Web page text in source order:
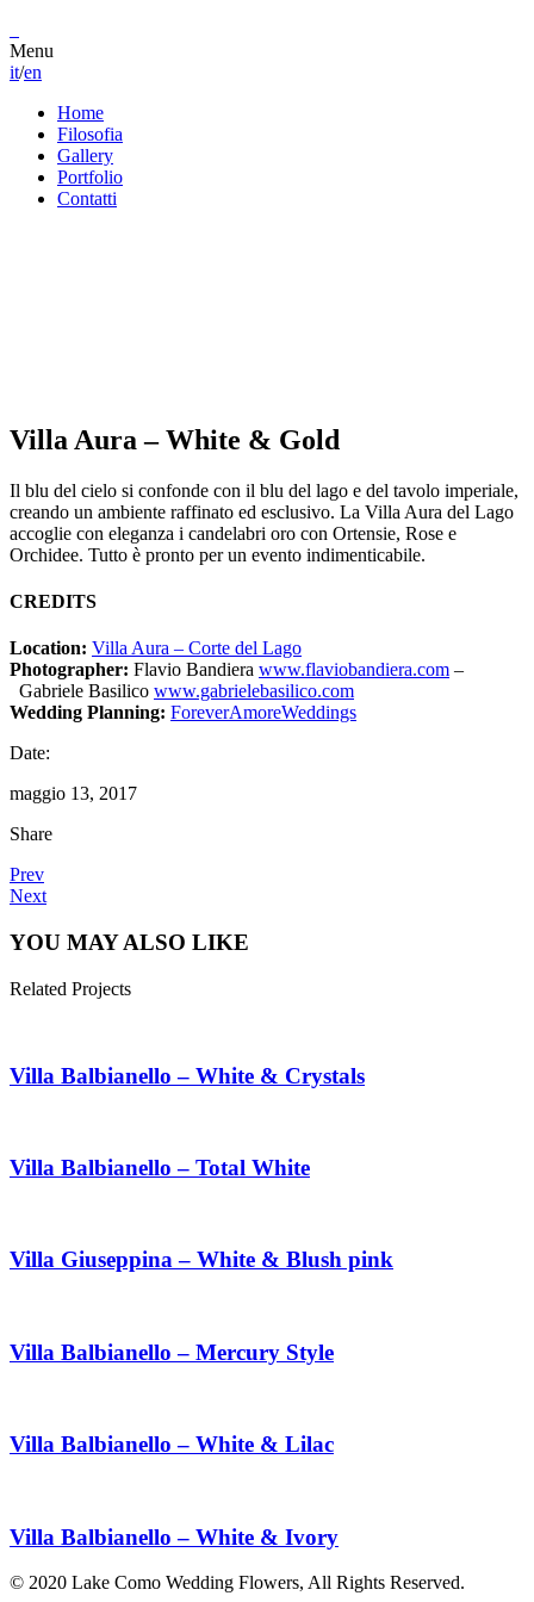
Menu
it/en
Home
Filosofia
Gallery
Portfolio
Contatti
Villa Aura – White & Gold
Il blu del cielo si confonde con il blu del lago e del tavolo imperiale,
creando un ambiente raffinato ed esclusivo. La Villa Aura del Lago
accoglie con eleganza i candelabri oro con Ortensie, Rose e
Orchidee. Tutto è pronto per un evento indimenticabile.
CREDITS
Location: Villa Aura – Corte del Lago
Photographer: Flavio Bandiera www.flaviobandiera.com –
Gabriele Basilico www.gabrielebasilico.com
Wedding Planning: ForeverAmoreWeddings
Date:
maggio 13, 2017
Share
Prev
Next
YOU MAY ALSO LIKE
Related Projects
Villa Balbianello – White & Crystals
Villa Balbianello – Total White
Villa Giuseppina – White & Blush pink
Villa Balbianello – Mercury Style
Villa Balbianello – White & Lilac
Villa Balbianello – White & Ivory
© 2020 Lake Como Wedding Flowers, All Rights Reserved.